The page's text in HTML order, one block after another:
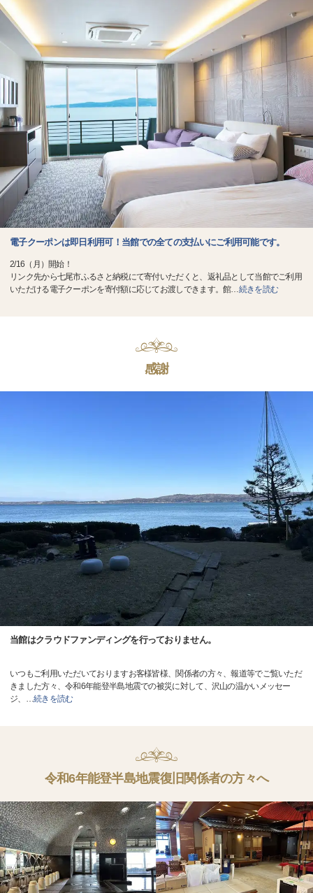
電子クーポンは即日利用可！当館での全ての支払いにご利用可能です。
2/16（月）開始！
リンク先から七尾市ふるさと納税にて寄付いただくと、返礼品として当館でご利用
いただける電子クーポンを寄付額に応じてお渡しできます。館…続きを読む
感謝
当館はクラウドファンディングを行っておりません。
いつもご利用いただいておりますお客様皆様、関係者の方々、報道等でご覧いただ
きました方々、令和6年能登半島地震での被災に対して、沢山の温かいメッセー
ジ、 …続きを読む
令和6年能登半島地震復旧関係者の方々へ